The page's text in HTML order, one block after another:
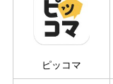
ピッコマ